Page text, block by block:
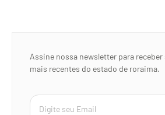
Assine nossa newsletter para
mais recentes do estado de roraima.